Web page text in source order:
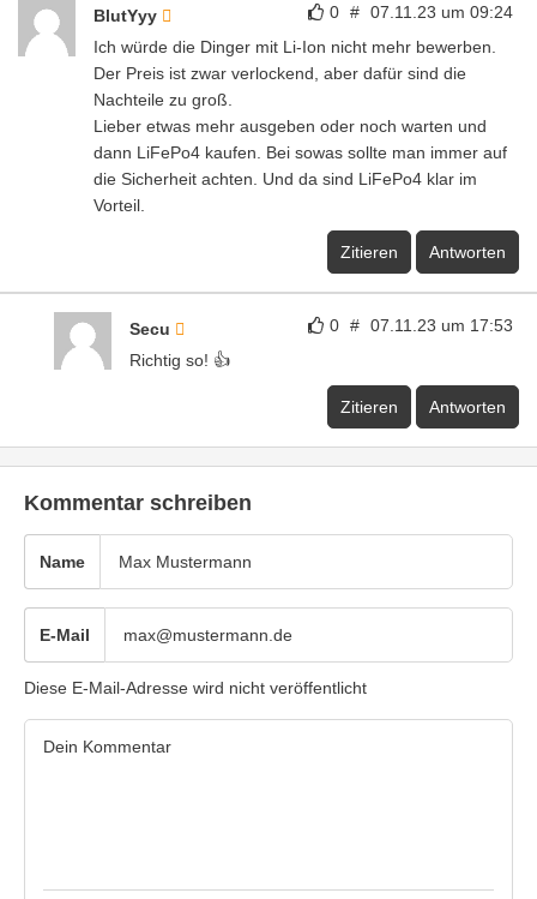
0 # 07.11.23 um 09:24
BlutYyy
Ich würde die Dinger mit Li-Ion nicht mehr bewerben.
Der Preis ist zwar verlockend, aber dafür sind die
Nachteile zu groß.
Lieber etwas mehr ausgeben oder noch warten und
dann LiFePo4 kaufen. Bei sowas sollte man immer auf
die Sicherheit achten. Und da sind LiFePo4 klar im
Vorteil.
Zitieren Antworten
0 # 07.11.23 um 17:53
Secu
Richtig so! 👍
Zitieren Antworten
Kommentar schreiben
Name
E-Mail
Diese E-Mail-Adresse wird nicht veröffentlicht